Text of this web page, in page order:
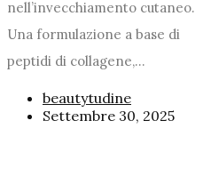
nell’invecchiamento cutaneo.
Una formulazione a base di
peptidi di collagene,...
beautytudine
Settembre 30, 2025